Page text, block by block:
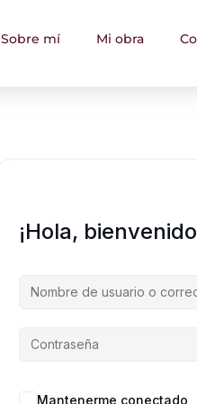
Sobre mí Mi obra
¡Hola,
Mantenerme conectado